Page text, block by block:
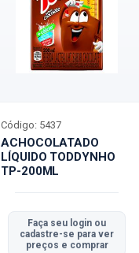
ACHOCOLATADO
LÍQUIDO TODDYNHO
TP-200ML
Código: 5437
Faça seu login ou
cadastre-se para ver
preços e comprar